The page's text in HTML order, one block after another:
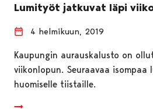
Lumityöt jatkuvat läpi
4 helmikuun, 2019
Kaupungin aurauskalusto on
viikonlopun. Seuraavaa
huomiselle tiistaille.